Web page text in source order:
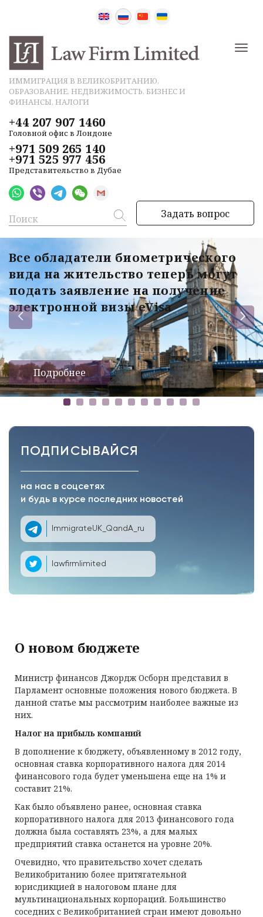
ИММИГРАЦИЯ В ВЕЛИКОБРИТАНИЮ,
ОБРАЗОВАНИЕ, НЕДВИЖИМОСТЬ, БИЗНЕС И
ФИНАНСЫ, НАЛОГИ
+44 207 907 1460
Головной офис в Лондоне
+971 509 265 140
+971 525 977 456
Представительство в Дубае
Задать вопрос
Все обладатели биометрического
вида на жительство теперь могут
подать заявление на получение
электронной визы eVisa
Подробнее
ПОДПИСЫВАЙСЯ
на нас в соцсетях
и будь в курсе последних новостей
ImmigrateUK_QandA_ru
lawfirmlimited
О новом бюджете
Министр финансов Джордж Осборн представил в
Парламент основные положения нового бюджета. В
данной статье мы рассмотрим наиболее важные из
них.
Налог на прибыль компаний
В дополнение к бюджету, объявленному в 2012 году,
основная ставка корпоративного налога для 2014
финансового года будет уменьшена еще на 1% и
составит 21%.
Как было объявлено ранее, основная ставка
корпоративного налога для 2013 финансового года
должна была составлять 23%, а для малых
предприятий ставка останется на уровне 20%.
Очевидно, что правительство хочет сделать
Великобританию более притягательной
юрисдикцией в налоговом плане для
мультинациональных корпораций. Большинство
соседних с Великобританией стран имеют довольно